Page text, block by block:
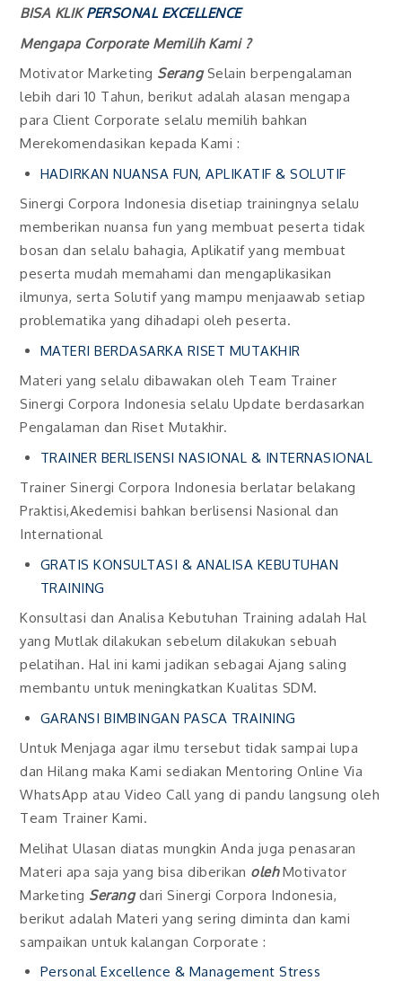
BISA KLIKPERSONAL EXCELLENCE
Mengapa Corporate Memilih Kami ?
Motivator Marketing SerangSelain berpengalaman
lebih dari 10 Tahun, berikut adalah alasan mengapa
para Client Corporate selalu memilih bahkan
Merekomendasikan kepada Kami :
HADIRKAN NUANSA FUN, APLIKATIF & SOLUTIF
Sinergi Corpora Indonesia disetiap trainingnya selalu
memberikan nuansa fun yang membuat peserta tidak
bosan dan selalu bahagia, Aplikatif yang membuat
peserta mudah memahami dan mengaplikasikan
ilmunya, serta Solutif yang mampu menjaawab setiap
problematika yang dihadapi oleh peserta.
MATERI BERDASARKA RISET MUTAKHIR
Materi yang selalu dibawakan oleh Team Trainer
Sinergi Corpora Indonesia selalu Update berdasarkan
Pengalaman dan Riset Mutakhir.
TRAINER BERLISENSI NASIONAL & INTERNASIONAL
Trainer Sinergi Corpora Indonesia berlatar belakang
Praktisi,Akedemisi bahkan berlisensi Nasional dan
International
GRATIS KONSULTASI & ANALISA KEBUTUHAN
TRAINING
Konsultasi dan Analisa Kebutuhan Training adalah Hal
yang Mutlak dilakukan sebelum dilakukan sebuah
pelatihan. Hal ini kami jadikan sebagai Ajang saling
membantu untuk meningkatkan Kualitas SDM.
GARANSI BIMBINGAN PASCA TRAINING
Untuk Menjaga agar ilmu tersebut tidak sampai lupa
dan Hilang maka Kami sediakan Mentoring Online Via
WhatsApp atau Video Call yang di pandu langsung oleh
Team Trainer Kami.
Melihat Ulasan diatas mungkin Anda juga penasaran
Materi apa saja yang bisa diberikan olehMotivator
Marketing Serangdari Sinergi Corpora Indonesia,
berikut adalah Materi yang sering diminta dan kami
sampaikan untuk kalangan Corporate :
Personal Excellence & Management Stress